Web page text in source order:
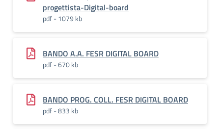
progettista-Digital-board
pdf - 1079 kb
BANDO A.A. FESR DIGITAL BOARD
pdf - 670 kb
BANDO PROG. COLL. FESR DIGITAL BOARD
pdf - 833 kb